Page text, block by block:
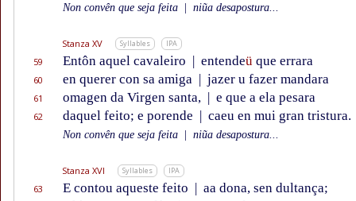
Non convên que seja feita niũa desapostura...
Stanza XV Syllables IPA
59 Entôn aquel cavaleiro | entendeü que errara
60 en querer con sa amiga | jazer u fazer mandara
61 omagen da Virgen santa, | e que a ela pesara
62 daquel feito; e porende | caeu en mui gran tristura.
Non convên que seja feita niũa desapostura...
Stanza XVI Syllables IPA
63 E contou aqueste feito | aa dona, sen dultança;